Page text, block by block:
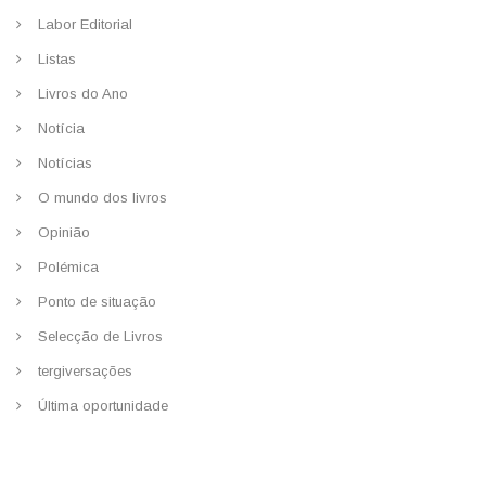
Labor Editorial
Listas
Livros do Ano
Notícia
Notícias
O mundo dos livros
Opinião
Polémica
Ponto de situação
Selecção de Livros
tergiversações
Última oportunidade